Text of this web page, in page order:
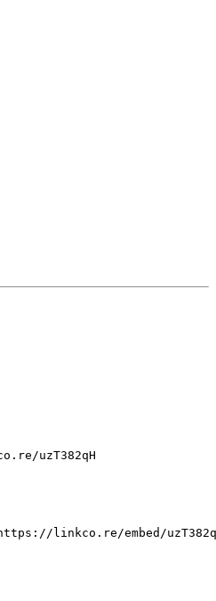
uzT382qH
linkco.re/embed/